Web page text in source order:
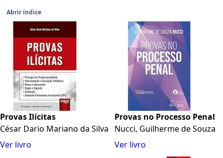
Abrir índice
Provas Ilícitas
César Dario Mariano da Silva
Ver livro
Provas no Processo Penal
Nucci, Guilherme de Souza
Ver livro